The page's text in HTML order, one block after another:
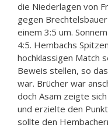
die Niederlagen von
gegen
einem 3:5 um.
4:5. Hembachs
hochklassigen Match
Beweis stellen, so
war. Brücher war
doch Asam zeigte
und erzielte den
sollte den